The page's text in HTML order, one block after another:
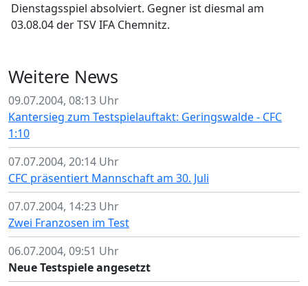
Dienstagsspiel absolviert. Gegner ist diesmal am
03.08.04 der TSV IFA Chemnitz.
Weitere News
09.07.2004, 08:13 Uhr
Kantersieg zum Testspielauftakt: Geringswalde - CFC
1:10
07.07.2004, 20:14 Uhr
CFC präsentiert Mannschaft am 30. Juli
07.07.2004, 14:23 Uhr
Zwei Franzosen im Test
06.07.2004, 09:51 Uhr
Neue Testspiele angesetzt